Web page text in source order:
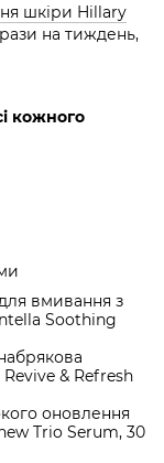
шкіри Hillary
на тиждень,
кожного
вмивання з
Soothing
& Refresh
оновлення
Trio Serum, 30